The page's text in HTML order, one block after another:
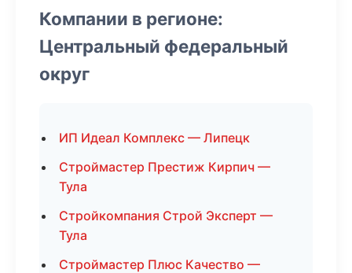
Компании в регионе:
Центральный федеральный
округ
ИП Идеал Комплекс — Липецк
Строймастер Престиж Кирпич —
Тула
Стройкомпания Строй Эксперт —
Тула
Строймастер Плюс Качество —